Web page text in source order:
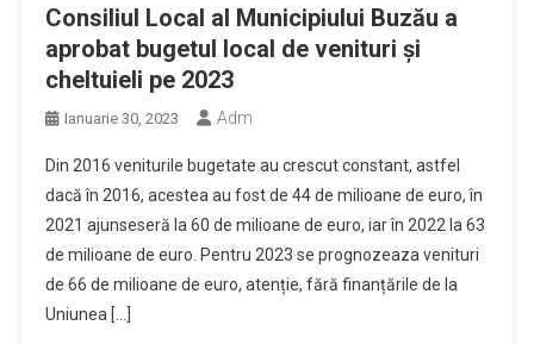
Consiliul Local al Municipiului Buzău a
aprobat bugetul local de venituri și
cheltuieli pe 2023
Ianuarie 30, 2023 Adm
Din 2016 veniturile bugetate au crescut constant, astfel
dacă în 2016, acestea au fost de 44 de milioane de euro, în
2021 ajunseseră la 60 de milioane de euro, iar în 2022 la 63
de milioane de euro. Pentru 2023 se prognozeaza venituri
de 66 de milioane de euro, atenție, fără finanțările de la
Uniunea […]